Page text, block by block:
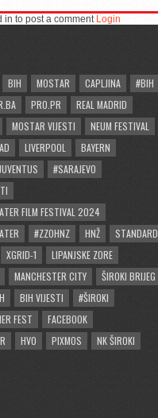
in to post a comment Login
BIH MOSTAR CAPLJINA
#BIH
PRO.PR
REAL MADRID
MOSTAR VIJESTI
NEUM FESTIVAL
LIVERPOOL
BAYERN
JUVENTUS
#SARAJEVO
FILM FESTIVAL 2024
#ZZOHNZ HNŽ
STANDARD
XGRID-1
LIPANJSKE ZORE
MANCHESTER CITY
ŠIROKI BRIJEG
BIH VIJESTI
#ŠIROKI
FEST
FACEBOOK
HVO PIXMOS NK ŠIROKI